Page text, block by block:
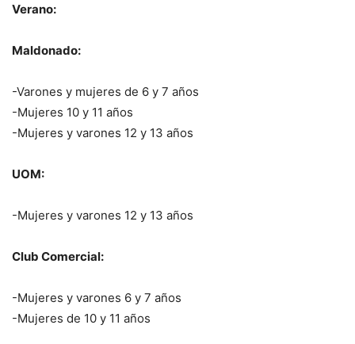
Verano:
Maldonado:
-Varones y mujeres de 6 y 7 años
-Mujeres 10 y 11 años
-Mujeres y varones 12 y 13 años
UOM:
-Mujeres y varones 12 y 13 años
Club Comercial:
-Mujeres y varones 6 y 7 años
-Mujeres de 10 y 11 años